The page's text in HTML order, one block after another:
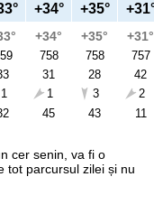
1
+34°
+34°
758
31
1
45
+35°
+35°
758
28
3
43
+31°
757
42
2
11
cer senin, va fi o
tot parcursul zilei și nu